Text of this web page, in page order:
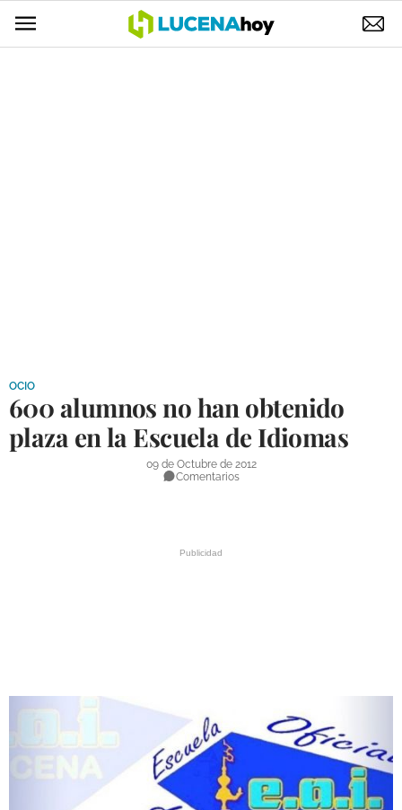
DEPORTES
NECROLÓGICAS
OCIO
600 alumnos no han obtenido
plaza en la Escuela de Idiomas
09 de Octubre de 2012
Comentarios